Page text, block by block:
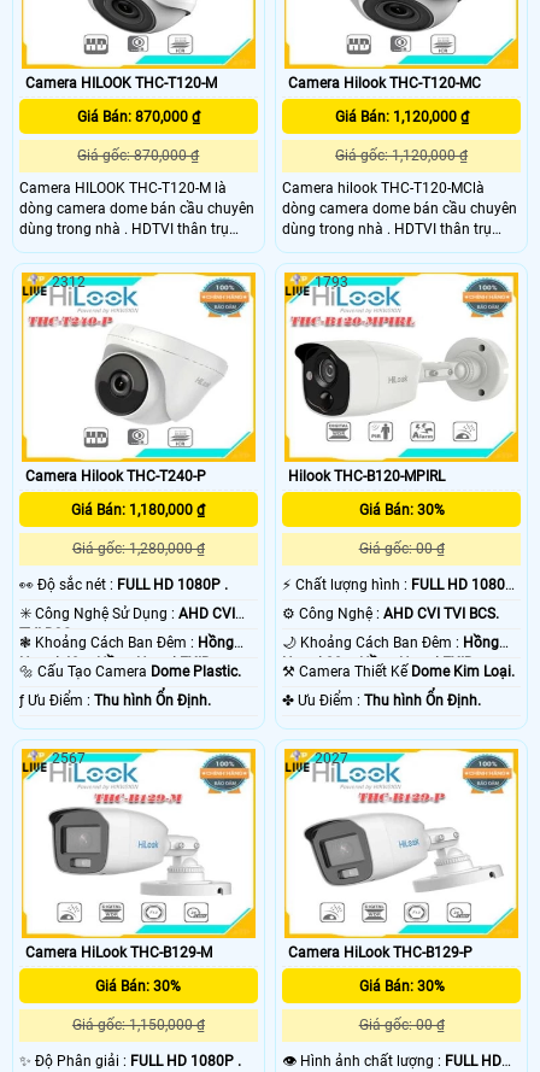
Camera HILOOK THC-T120-M
Giá Bán: 870,000 ₫
Giá gốc: 870,000 ₫
Camera HILOOK THC-T120-M là
dòng camera dome bán cầu chuyên
dùng trong nhà . HDTVI thân trụ
2.0MP,Cảm biến CMOS 2MP. Hồng
ngoại 20m
Camera Hilook THC-T120-MC
Giá Bán: 1,120,000 ₫
Giá gốc: 1,120,000 ₫
Camera hilook THC-T120-MClà
dòng camera dome bán cầu chuyên
dùng trong nhà . HDTVI thân trụ
2.0MP,Cảm biến CMOS 2MP. Hồng
ngoại 20m
Camera Hilook THC-T240-P
Giá Bán: 1,180,000 ₫
Giá gốc: 1,280,000 ₫
️👀 Độ sắc nét : FULL HD 1080P .
✳️ Công Nghệ Sử Dụng : AHD CVI
TVI BCS.
❃ Khoảng Cách Ban Đêm : Hồng
Ngoại 40m Hồng Ngoại EXIR.
🔩 Cấu Tạo Camera Dome Plastic.
️ƒ Ưu Điểm : Thu hình Ổn Định.
2312
Hilook THC-B120-MPIRL
Giá Bán: 30%
Giá gốc: 00 ₫
️⚡ Chất lượng hình : FULL HD 1080P
.
⚙ Công Nghệ :AHD CVI TVI BCS.
🌙 Khoảng Cách Ban Đêm : Hồng
Ngoại 20m Hồng Ngoại EXIR.
⚒ Camera Thiết Kế Dome Kim Loại.
️✤ Ưu Điểm :Thu hình Ổn Định.
1793
Camera HiLook THC-B129-M
Giá Bán: 30%
Giá gốc: 1,150,000 ₫
✨ Độ Phân giải : FULL HD 1080P .
2567
Camera HiLook THC-B129-P
Giá Bán: 30%
Giá gốc: 00 ₫
👁 Hình ảnh chất lượng : FULL HD
2027